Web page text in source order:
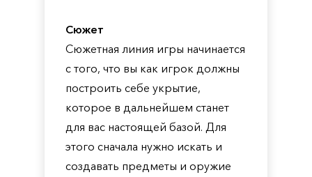
Сюжет
Сюжетная линия игры начинается
с того, что вы как игрок должны
построить себе укрытие,
которое в дальнейшем станет
для вас настоящей базой. Для
этого сначала нужно искать и
создавать предметы и оружие